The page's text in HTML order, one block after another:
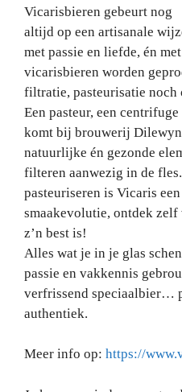
Vicarisbieren gebeurt nog
altijd op een artisanale
met passie en liefde, én
vicarisbieren worden
filtratie, pasteurisatie noch
Een pasteur, een
komt bij brouwerij
natuurlijke én gezonde
filteren aanwezig in de
pasteuriseren is Vicaris
smaakevolutie, ontdek
z’n best is!
Alles wat je in je glas
passie en vakkennis
verfrissend speciaalbier…
authentiek.
Meer info op: https://